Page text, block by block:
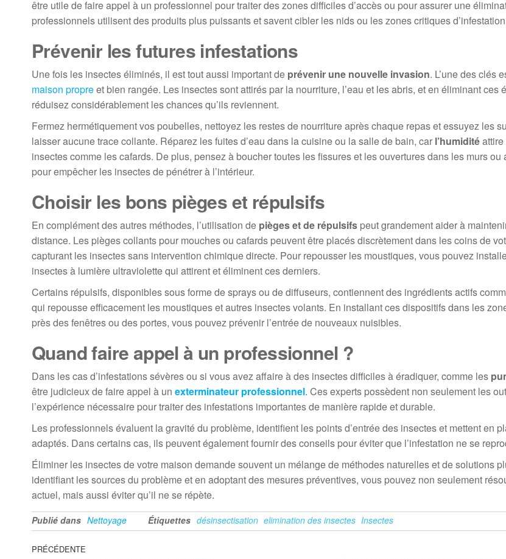
être utile de faire appel à un professionnel pour traiter des zones difficiles d’accès ou pour assurer une
professionnels utilisent des produits plus puissants et savent cibler les nids ou les zones critiques
Prévenir les futures infestations
Une fois les insectes éliminés, il est tout aussi important de prévenir une nouvelle invasion. L’une des clés
maison propreet bien rangée. Les insectes sont attirés par la nourriture, l’eau et les abris, et en éliminant ces
réduisez considérablement les chances qu’ils reviennent.
Fermez hermétiquement vos poubelles, nettoyez les restes de nourriture après chaque repas et essuyez les
laisser aucune trace collante. Réparez les fuites d’eau dans la cuisine ou la salle de bain, car l’humidité
insectes comme les cafards. De plus, pensez à boucher toutes les fissures et les ouvertures dans les murs ou
pour empêcher les insectes de pénétrer à l’intérieur.
Choisir les bons pièges et répulsifs
En complément des autres méthodes, l’utilisation de pièges et de répulsifs peut grandement aider à
distance. Les pièges collants pour mouches ou cafards peuvent être placés discrètement dans les coins de
capturant les insectes sans intervention chimique directe. Pour repousser les moustiques, vous pouvez
insectes à lumière ultraviolette qui attirent et éliminent ces derniers.
Certains répulsifs, disponibles sous forme de sprays ou de diffuseurs, contiennent des ingrédients actifs
qui repousse efficacement les moustiques et autres insectes volants. En installant ces dispositifs dans les
près des fenêtres ou des portes, vous pouvez prévenir l’entrée de nouveaux nuisibles.
Quand faire appel à un professionnel ?
Dans les cas d’infestations sévères ou si vous avez affaire à des insectes difficiles à éradiquer, comme les
être judicieux de faire appel à un exterminateur professionnel. Ces experts possèdent non seulement les
l’expérience nécessaire pour traiter des infestations importantes de manière rapide et durable.
Les professionnels évaluent la gravité du problème, identifient les points d’entrée des insectes et mettent en
adaptés. Dans certains cas, ils peuvent également fournir des conseils pour éviter que l’infestation ne se
Éliminer les insectes de votre maison demande souvent un mélange de méthodes naturelles et de solutions
identifiant les sources du problème et en adoptant des mesures préventives, vous pouvez non seulement
actuel, mais aussi éviter qu’il ne se répète.
Publié dans Nettoyage Étiquettes désinsectisation elimination des insectes Insectes
Navigation
Article
PRÉCÉDENTE